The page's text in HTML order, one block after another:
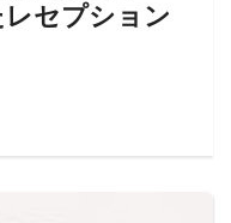
セプション